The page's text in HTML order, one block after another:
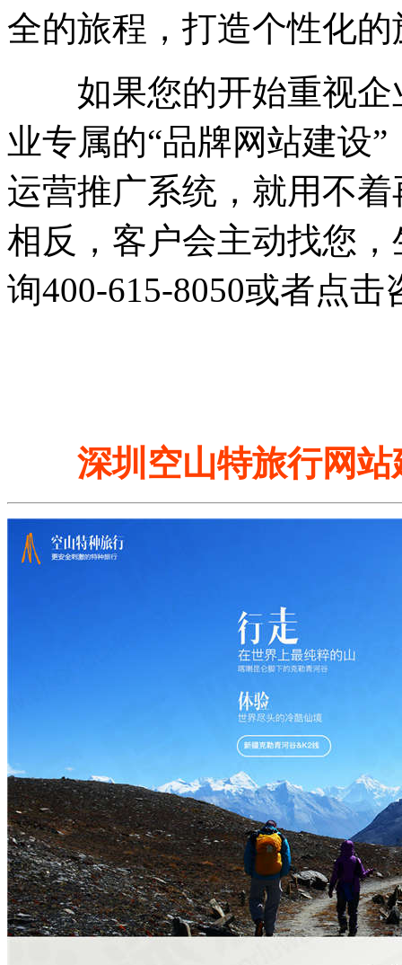
全的旅程，打造个性化
如果您的开始重视企
业专属的“品牌网站建设
运营推广系统，就用不
相反，客户会主动找您
询400-615-8050或者点击
深圳空山特旅行网